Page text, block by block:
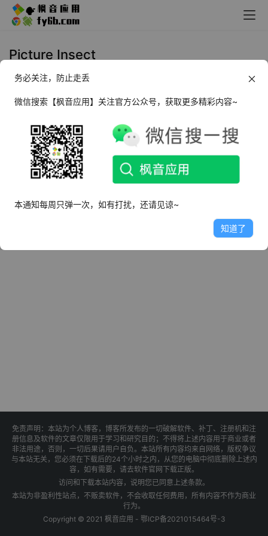
Picture Insect
Android Picture Insect 昆虫识别器
_v2.8.32
2025年3月4日
免责声明：本站为个人博客，博客所发布的一切破解软件、补丁、注册机和注
册信息及软件的文章仅限用于学习和研究目的；不得将上述内容用于商业或者
非法用途，否则，一切后果请用户自负。本站所有内容均来自网络，版权争议
与本站无关，您必须在下载后的24个小时之内，从您的电脑中彻底删除上述内
容，如有需要，请去软件官网下载正版。
访问和下载本站内容，说明您已同意上述条款。
本站为非盈利性站点，不贩卖软件，不会收取任何费用，所有内容不作为商业
行为。
Copyright © 2021 枫音应用 - 鄂ICP备2021015464号-3
务必关注，防止走丢
微信搜索【枫音应用】关注官方公众号，获取更多精彩内容~
本通知每周只弹一次，如有打扰，还请见谅~
知道了